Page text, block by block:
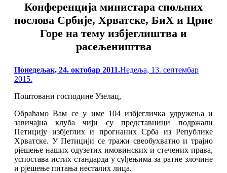
Конференција министара спољних
послова Србије, Хрватске, БиХ и Црне
Горе на тему избјеглиштва и
расељеништва
Posted
on
Понедељак, 24. октобар 2011.Недеља, 13. септембар
2015.
Поштовани господине Узелац,
Обраћамо Вам се у име 104 избјегличка удружења и
завичајна клуба чији су представници подржали
Петицију избјеглих и прогнаних Срба из Републике
Хрватске. У Петицији се тражи свеобухватно и трајно
рјешење наших одузетих имовинских и стечених права,
успостава истих стандарда у суђењима за ратне злочине
и рјешење питања несталих лица.